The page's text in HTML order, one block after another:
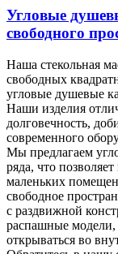
Угловые
свободного
Наша стекольная
свободных
угловые душевые
Наши изделия
долговечность,
современного
Мы предлагаем
ряда, что
маленьких
свободное
с раздвижной
распашные модели,
открываться во